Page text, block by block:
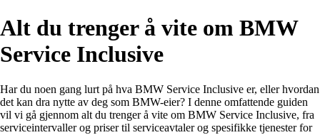
Alt du trenger å vite om BMW
Service Inclusive
Har du noen gang lurt på hva BMW Service Inclusive er, eller hvordan
det kan dra nytte av deg som BMW-eier? I denne omfattende guiden
vil vi gå gjennom alt du trenger å vite om BMW Service Inclusive, fra
serviceintervaller og priser til serviceavtaler og spesifikke tjenester for